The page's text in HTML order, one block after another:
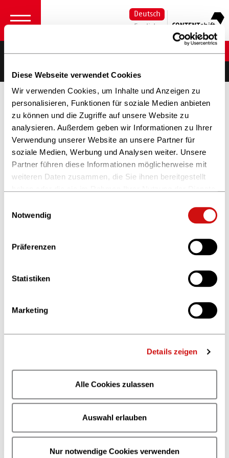
Diese Webseite verwendet Cookies
Wir verwenden Cookies, um Inhalte und Anzeigen zu
personalisieren, Funktionen für soziale Medien anbieten
zu können und die Zugriffe auf unsere Website zu
analysieren. Außerdem geben wir Informationen zu Ihrer
Verwendung unserer Website an unsere Partner für
soziale Medien, Werbung und Analysen weiter. Unsere
Partner führen diese Informationen möglicherweise mit
weiteren Daten zusammen, die Sie ihnen bereitgestellt
Weitere Informationen finden Sie in unserer
Notwendig
Präferenzen
Statistiken
Marketing
Details zeigen
Alle Cookies zulassen
Auswahl erlauben
Nur notwendige Cookies verwenden
Deutsch
English
Finale
Das große Finale
Auf der Frankfurter Buchmesse 2026 findet das große
Finale von CONTENTshift im Oktober statt.
Hier haben alle zehn Start-ups aus der Vorauswahl
die Möglichkeit sich am Landesstand für Baden
Württembergvom 07.-11. Oktober zu präsentieren.
Am 08. Oktober erwartet die sechs Start-ups im
Programm der finale Pitch vor der Jury und dem
Im Anschluss wird im Rahmen der Preisverleihung das
erhält eine Fördersumme in Höhe von 10.000 Euro.
Vorherige Phase